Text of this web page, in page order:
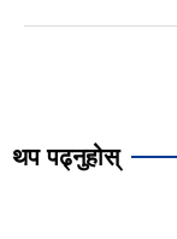
थप पढ्नुहोस्